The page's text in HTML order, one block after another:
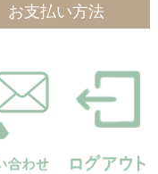
お支払い方法